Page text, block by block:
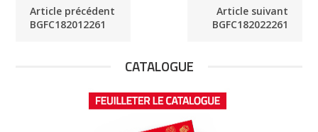
Article précédent
BGFC182012261
Article suivant
BGFC182022261
CATALOGUE